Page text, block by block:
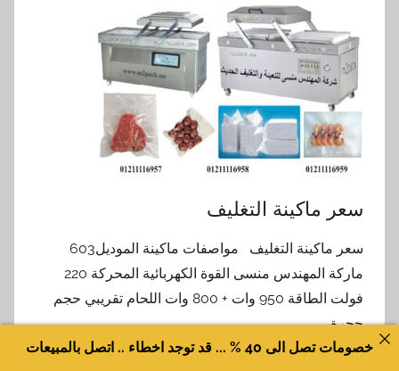
سعر ماكينة التغليف
سعر ماكينة التغليف مواصفات ماكينة الموديل603
ماركة المهندس منسى القوة الكهربائية المحركة 220
فولت الطاقة 950 وات + 800 وات اللحام تقريبي حجم
حجرة
خصومات تصل الى 40 % ... قد توجد اخطاء .. اتصل بالمبيعات